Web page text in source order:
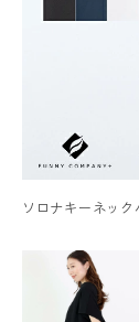
ソロナキーネッ